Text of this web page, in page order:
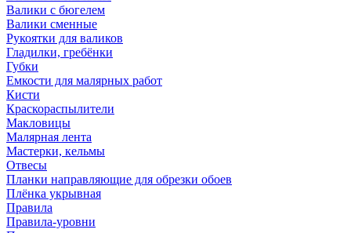
Валики с бюгелем
Валики сменные
Рукоятки для валиков
Гладилки, гребёнки
Губки
Емкости для малярных работ
Кисти
Краскораспылители
Макловицы
Малярная лента
Мастерки, кельмы
Отвесы
Планки направляющие для обрезки обоев
Плёнка укрывная
Правила
Правила-уровни